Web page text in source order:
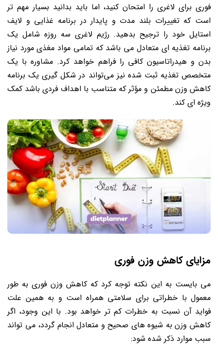
فوری برای لاغری را امتحان کنید، اما باید بدانید بسیار مهم تر
است که تغییرات بلند ‌مدت و پایدار در برنامه غذایی و لایف
استایل خود را ترجیح بدهید. رژیم لاغری سه روزه شامل یک
برنامه تغذیه ای متعادل می باشد که تمامی مواد مغذی مورد نیاز
بدن و هیدراتاسیون کافی را فراهم خواهد کرد. مشاوره با یک
متخصص تغذیه ثبت شده نیز می‌تواند در شکل گیری یک برنامه
کاهش وزن مطمئن و مؤثر که متناسب با اهداف فردی باشد کمک
ویژه ای کند.
مزایای کاهش وزن فوری
می بایست به این نکته توجه کرد که کاهش وزن فوری به طور
معمول با خطراتی برای سلامتی همراه است و به همین علت
فواید آن نسبت به خطرات کم تر خواهد بود. با این‌ وجود، اگر
کاهش وزن به شیوه های صحیح و متعادل انجام گردد، می‌ تواند
سبب موارد ذکر شده شود: